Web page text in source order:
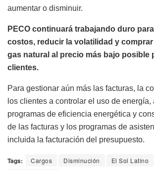
aumentar o disminuir.
PECO continuará trabajando duro
costos, reducir la volatilidad y
gas natural al precio más bajo posible
clientes.
Para gestionar aún más las facturas, la
los clientes a controlar el uso de
programas de eficiencia energética y
de las facturas y los programas de
incluida la facturación del presupuesto.
Tags: Cargos Disminución El Sol Latino